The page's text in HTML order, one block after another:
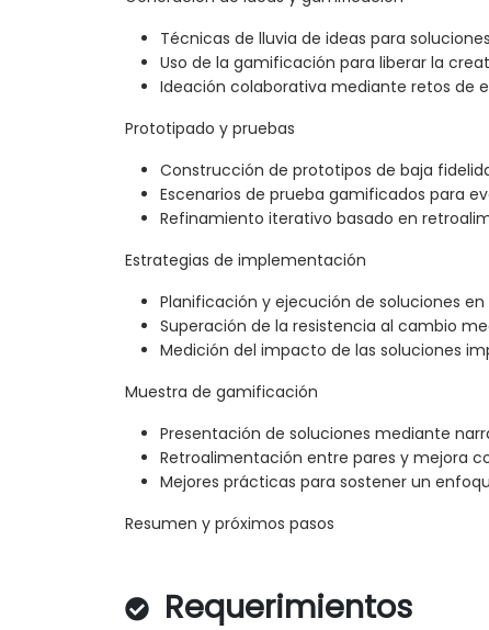
Técnicas de lluvia de ideas para
Uso de la gamificación para liberar la
Ideación colaborativa mediante retos de
Prototipado y pruebas
Construcción de prototipos de baja
Escenarios de prueba gamificados para
Refinamiento iterativo basado en
Estrategias de implementación
Planificación y ejecución de soluciones
Superación de la resistencia al cambio
Medición del impacto de las soluciones
Muestra de gamificación
Presentación de soluciones mediante
Retroalimentación entre pares y mejora
Mejores prácticas para sostener un
Resumen y próximos pasos
Requerimientos